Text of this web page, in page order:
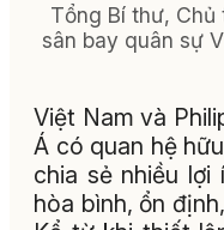
Tổng Bí thư, Chủ
sân bay quân sự
Việt Nam và
Á có quan hệ
chia sẻ nhiều
hòa bình, ổn